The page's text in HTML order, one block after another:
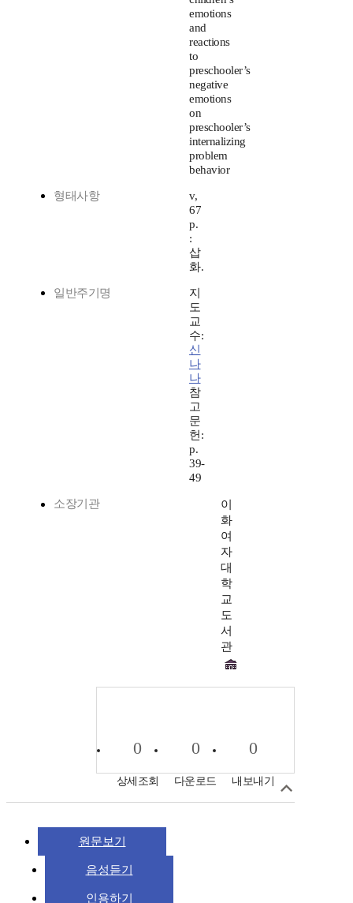
emotions
and
reactions
to
preschooler’s
negative
emotions
on
preschooler’s
internalizing
problem
behavior
형태사항
v,
67
p.
:
삽
화.
일반주기명
지
도
교
수:
신
나
나
참
고
문
헌:
p.
39-
49
소장기관
이
화
여
자
대
학
교
도
서
관
0
상세조회
0
다운로드
0
내보내기
원문보기
음성듣기
인용하기